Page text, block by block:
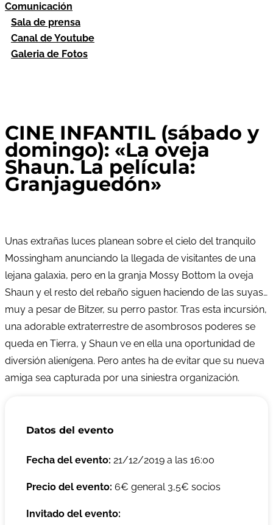
Comunicación
Sala de prensa
Canal de Youtube
Galeria de Fotos
CINE INFANTIL (sábado y
domingo): «La oveja
Shaun. La película:
Granjaguedón»
Unas extrañas luces planean sobre el cielo del tranquilo
Mossingham anunciando la llegada de visitantes de una
lejana galaxia, pero en la granja Mossy Bottom la oveja
Shaun y el resto del rebaño siguen haciendo de las suyas…
muy a pesar de Bitzer, su perro pastor. Tras esta incursión,
una adorable extraterrestre de asombrosos poderes se
queda en Tierra, y Shaun ve en ella una oportunidad de
diversión alienígena. Pero antes ha de evitar que su nueva
amiga sea capturada por una siniestra organización.
Datos del evento
Fecha del evento: 21/12/2019 a las 16:00
Precio del evento: 6€ general 3,5€ socios
Invitado del evento: